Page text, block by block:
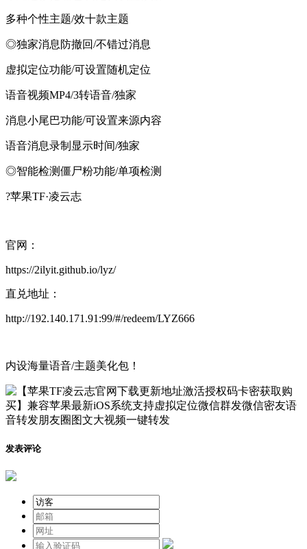
多种个性主题/效十款主题
◎独家消息防撤回/不错过消息
虚拟定位功能/可设置随机定位
语音视频MP4/3转语音/独家
消息小尾巴功能/可设置来源内容
语音消息录制显示时间/独家
◎智能检测僵尸粉功能/单项检测
?苹果TF·凌云志
官网：
https://2ilyit.github.io/lyz/
直兑地址：
http://192.140.171.91:99/#/redeem/LYZ666
内设海量语音/主题美化包！
发表评论